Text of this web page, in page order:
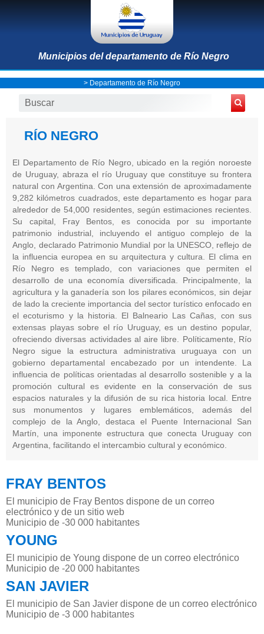
Municipios del departamento de Río Negro
> Departamento de Río Negro
RÍO NEGRO
El Departamento de Río Negro, ubicado en la región noroeste
de Uruguay, abraza el río Uruguay que constituye su frontera
natural con Argentina. Con una extensión de aproximadamente
9,282 kilómetros cuadrados, este departamento es hogar para
alrededor de 54,000 residentes, según estimaciones recientes.
Su capital, Fray Bentos, es conocida por su importante
patrimonio industrial, incluyendo el antiguo complejo de la
Anglo, declarado Patrimonio Mundial por la UNESCO, reflejo de
la influencia europea en su arquitectura y cultura. El clima en
Río Negro es templado, con variaciones que permiten el
desarrollo de una economía diversificada. Principalmente, la
agricultura y la ganadería son los pilares económicos, sin dejar
de lado la creciente importancia del sector turístico enfocado en
el ecoturismo y la historia. El Balneario Las Cañas, con sus
extensas playas sobre el río Uruguay, es un destino popular,
ofreciendo diversas actividades al aire libre. Políticamente, Río
Negro sigue la estructura administrativa uruguaya con un
gobierno departamental encabezado por un intendente. La
influencia de políticas orientadas al desarrollo sostenible y a la
promoción cultural es evidente en la conservación de sus
espacios naturales y la difusión de su rica historia local. Entre
sus monumentos y lugares emblemáticos, además del
complejo de la Anglo, destaca el Puente Internacional San
Martín, una imponente estructura que conecta Uruguay con
Argentina, facilitando el intercambio cultural y económico.
FRAY BENTOS
El municipio de Fray Bentos dispone de un correo
electrónico y de un sitio web
Municipio de -30 000 habitantes
YOUNG
El municipio de Young dispone de un correo electrónico
Municipio de -20 000 habitantes
SAN JAVIER
El municipio de San Javier dispone de un correo electrónico
Municipio de -3 000 habitantes